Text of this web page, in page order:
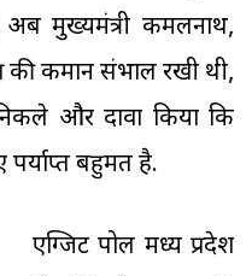
मुख्यमंत्री कमलनाथ,
की कमान संभाल रखी थी,
और दावा किया कि
बहुमत है.
एग्जिट पोल मध्य प्रदेश